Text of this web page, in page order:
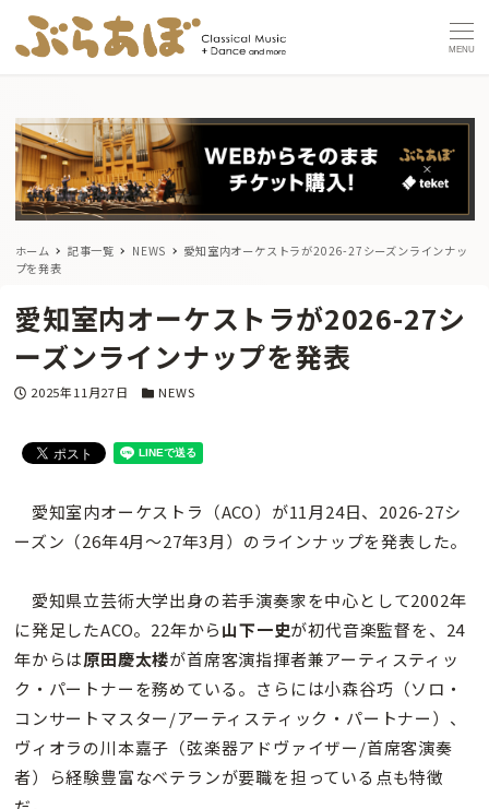
MENU
ホーム 記事一覧 NEWS
愛知室内オーケストラが2026-27シーズンラインナッ
プを発表
愛知室内オーケストラが2026-27シ
ーズンラインナップを発表
投稿日
2025年11月27日 カテゴリー
NEWS
愛知室内オーケストラ（ACO）が11月24日、2026-27シ
ーズン（26年4月～27年3月）のラインナップを発表した。
愛知県立芸術大学出身の若手演奏家を中心として2002年
に発足したACO。22年から山下一史が初代音楽監督を、24
年からは原田慶太楼が首席客演指揮者兼アーティスティッ
ク・パートナーを務めている。さらには小森谷巧（ソロ・
コンサートマスター/アーティスティック・パートナー）、
ヴィオラの川本嘉子（弦楽器アドヴァイザー/首席客演奏
者）ら経験豊富なベテランが要職を担っている点も特徴